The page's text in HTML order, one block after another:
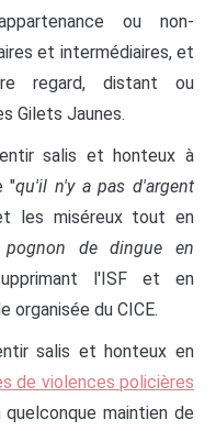
ou non-
et intermédiaires, et
regard, distant ou
Gilets Jaunes.
salis et honteux à
"qu'il n'y a pas d'argent
les miséreux tout en
de dingue en
l'ISF et en
organisée du CICE.
salis et honteux en
de violences policières
maintien de